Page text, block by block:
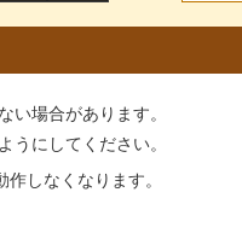
場合があります。
にしてください。
しなくなります。